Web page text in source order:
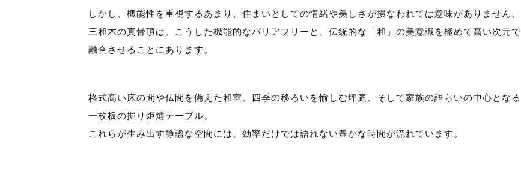
しかし、機能性を重視するあまり、住まいとしての情緒や美しさが損なわれては意味がありません。
三和木の真骨頂は、こうした機能的なバリアフリーと、伝統的な「和」の美意識を極めて高い次元で
融合させることにあります。
格式高い床の間や仏間を備えた和室、四季の移ろいを愉しむ坪庭、そして家族の語らいの中心となる
一枚板の掘り炬燵テーブル。
これらが生み出す静謐な空間には、効率だけでは語れない豊かな時間が流れています。